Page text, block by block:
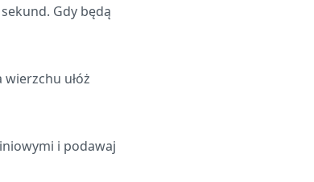
Gdy będą
ułóż
i podawaj